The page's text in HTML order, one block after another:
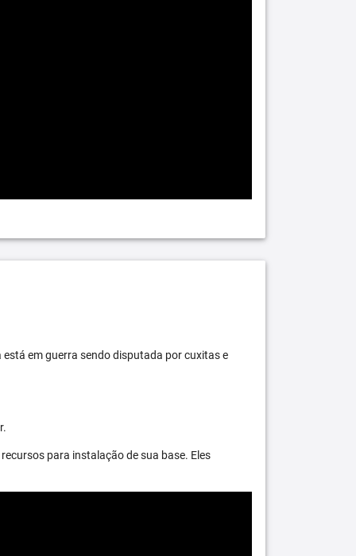
em guerra sendo disputada por cuxitas e
para instalação de sua base. Eles